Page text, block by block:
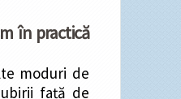
în practică
moduri de
față de